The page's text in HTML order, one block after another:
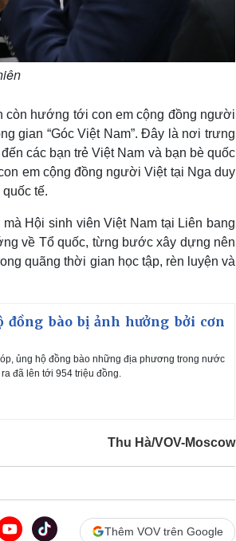
còn hướng tới con em cộng đồng người
gian “Góc Việt Nam”. Đây là nơi trưng
các bạn trẻ Việt Nam và bạn bè quốc
em cộng đồng người Việt tại Nga duy
tế.
Hội sinh viên Việt Nam tại Liên bang
về Tổ quốc, từng bước xây dựng nên
quãng thời gian học tập, rèn luyện và
đồng bào bị ảnh hưởng bởi cơn
ủng hộ đồng bào những địa phương trong nước
đã lên tới 954 triệu đồng.
Thu Hà/VOV-Moscow
Thêm VOV trên Google